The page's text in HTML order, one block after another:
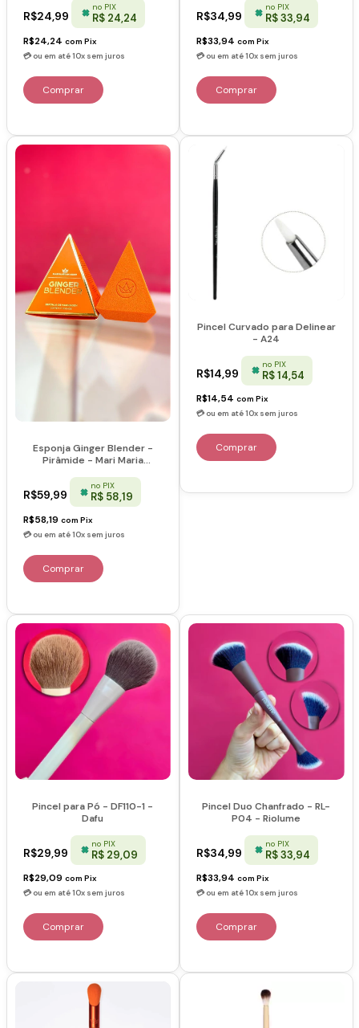
R$24,99
no PIX
R$ 24,24
R$24,24 com Pix
R$34,99
no PIX
R$ 33,94
R$33,94 com Pix
Esponja Ginger Blender -
Pirâmide - Mari Maria
R$59,99
no PIX
R$ 58,19
R$58,19 com Pix
Pincel Curvado para Delinear
- A24
R$14,99
no PIX
R$ 14,54
R$14,54 com Pix
Pincel para Pó - DF110-1 -
Dafu
R$29,99
no PIX
R$ 29,09
R$29,09 com Pix
Pincel Duo Chanfrado - RL-
P04 - Riolume
R$34,99
no PIX
R$ 33,94
R$33,94 com Pix